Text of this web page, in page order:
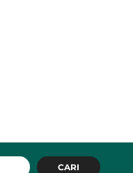
CARI